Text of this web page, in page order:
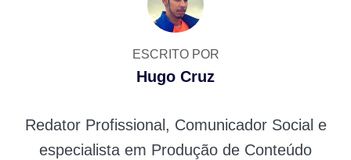
ESCRITO POR
Hugo Cruz
Redator Profissional, Comunicador Social e
especialista em Produção de Conteúdo